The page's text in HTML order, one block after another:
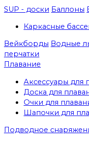
SUP - доски Баллоны
Каркасные
Вейкборды Водные
перчатки
Плавание
Аксессуары для
Доска для
Очки для
Шапочки для
Подводное